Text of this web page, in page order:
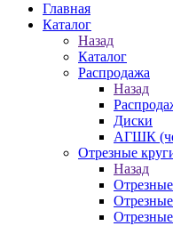
Главная
Каталог
Назад
Каталог
Распродажа
Назад
Диски
АГШК
Отрезные
Назад